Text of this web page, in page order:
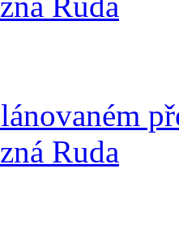
Ruda